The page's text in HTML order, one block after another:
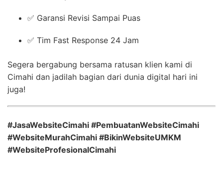
✅ Garansi Revisi Sampai Puas
✅ Tim Fast Response 24 Jam
Segera bergabung bersama ratusan klien kami di
Cimahi dan jadilah bagian dari dunia digital hari ini
juga!
#JasaWebsiteCimahi #PembuatanWebsiteCimahi
#WebsiteMurahCimahi #BikinWebsiteUMKM
#WebsiteProfesionalCimahi